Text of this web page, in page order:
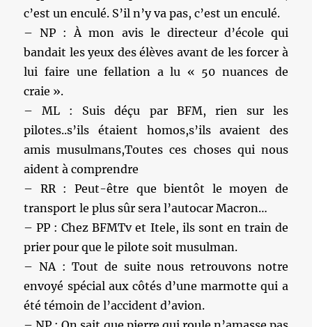
c’est un enculé. S’il n’y va pas, c’est un enculé.
– NP : À mon avis le directeur d’école qui
bandait les yeux des élèves avant de les forcer à
lui faire une fellation a lu « 50 nuances de
craie ».
– ML : Suis déçu par BFM, rien sur les
pilotes..s’ils étaient homos,s’ils avaient des
amis musulmans,Toutes ces choses qui nous
aident à comprendre
– RR : Peut-être que bientôt le moyen de
transport le plus sûr sera l’autocar Macron…
– PP : Chez BFMTv et Itele, ils sont en train de
prier pour que le pilote soit musulman.
– NA : Tout de suite nous retrouvons notre
envoyé spécial aux côtés d’une marmotte qui a
été témoin de l’accident d’avion.